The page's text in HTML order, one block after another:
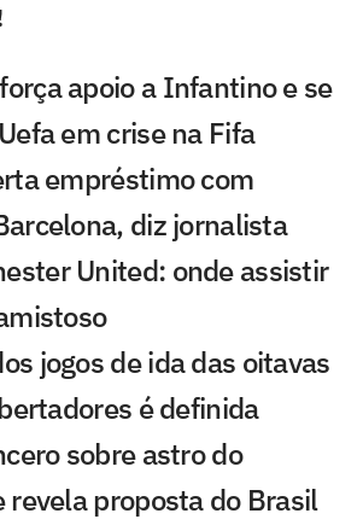
apoio a Infantino e se
em crise na Fifa
empréstimo com
diz jornalista
United: onde assistir
jogos de ida das oitavas
é definida
sobre astro do
revela proposta do Brasil